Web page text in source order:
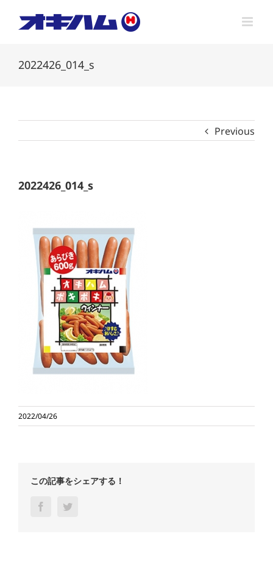
2022426_014_s
Previous
2022426_014_s
2022/04/26
この記事をシェアする！
Facebook